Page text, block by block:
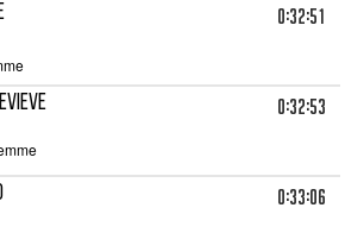
0:32:51
0:32:53
0:33:06